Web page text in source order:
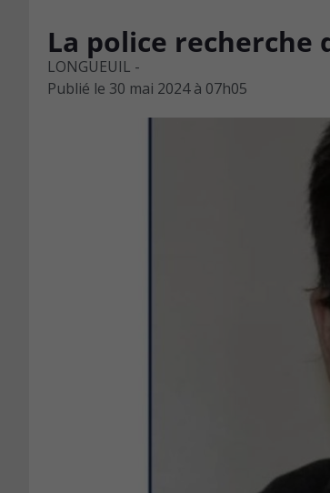
La police recherche
LONGUEUIL -
Publié le 30 mai 2024 à 07h05